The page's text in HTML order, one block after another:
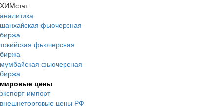
ХИМстат
аналитика
шанхайская фьючерсная
биржа
токийская фьючерсная
биржа
мумбайская фьючерсная
биржа
мировые цены
экспорт-импорт
внешнеторговые цены РФ